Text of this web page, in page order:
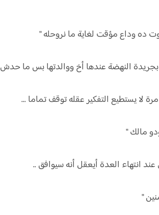
ده وداع مؤقت لغاية ما نروحله "
المنشاوي ٢٢ سنة خريجة صحافة واعلام بتشتغل من ٦ شهور بجريدة النهضة
لا يستطيع التفكير عقله توقف تماما ...
مالك "
انتهاء العدة أيعقل أنه سيوافق ..
"